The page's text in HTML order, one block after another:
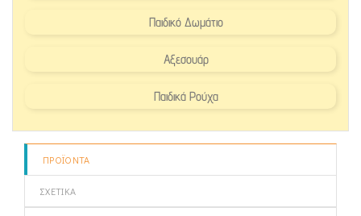
Παιδικό Δωμάτιο
Αξεσουάρ
Παιδικά Ρούχα
ΠΡΟΪΌΝΤΑ
ΣΧΕΤΙΚΆ